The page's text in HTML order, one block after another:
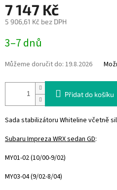
7 147 Kč
5 906,61 Kč bez DPH
cena:
3–7 dnů
Můžeme doručit do: 19.8.2026
Přidat do košíku
Sada stabilizátoru Whiteline včetně
Subaru Impreza WRX sedan GD:
MY01-02 (10/00-9/02)
MY03-04 (9/02-8/04)